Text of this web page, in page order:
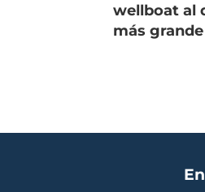
wellboat al
más